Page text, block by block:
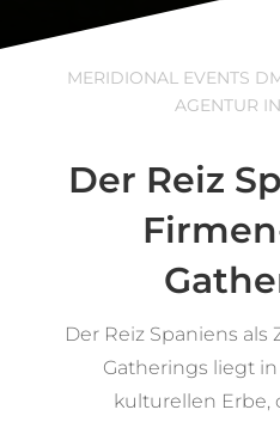
MERIDIONAL EVENTS
AGENTUR
Der Reiz
Der Reiz Spaniens als
Gatherings liegt
kulturellen Erbe,